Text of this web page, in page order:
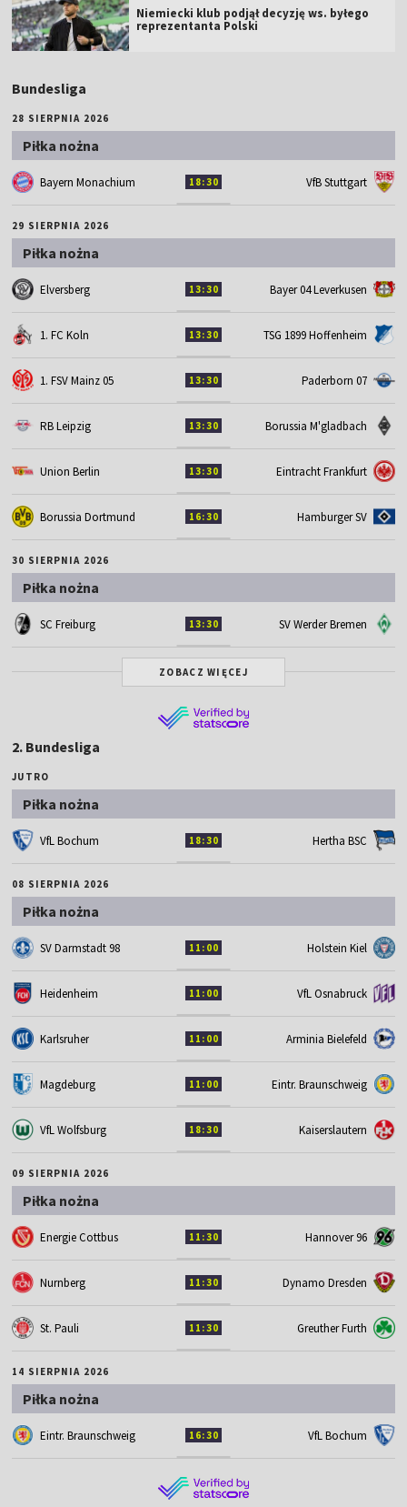
Niemiecki klub podjął decyzję ws. byłego
reprezentanta Polski
Bundesliga
28 SIERPNIA 2026
Piłka nożna
Bayern Monachium 18:30 VfB Stuttgart
29 SIERPNIA 2026
Piłka nożna
Elversberg 13:30 Bayer 04 Leverkusen
1. FC Koln 13:30 TSG 1899 Hoffenheim
1. FSV Mainz 05 13:30 Paderborn 07
RB Leipzig 13:30 Borussia M'gladbach
Union Berlin 13:30 Eintracht Frankfurt
Borussia Dortmund 16:30 Hamburger SV
30 SIERPNIA 2026
Piłka nożna
SC Freiburg 13:30 SV Werder Bremen
ZOBACZ WIĘCEJ
2. Bundesliga
JUTRO
Piłka nożna
VfL Bochum 18:30 Hertha BSC
08 SIERPNIA 2026
Piłka nożna
SV Darmstadt 98 11:00 Holstein Kiel
Heidenheim 11:00 VfL Osnabruck
Karlsruher 11:00 Arminia Bielefeld
Magdeburg 11:00 Eintr. Braunschweig
VfL Wolfsburg 18:30 Kaiserslautern
09 SIERPNIA 2026
Piłka nożna
Energie Cottbus 11:30 Hannover 96
Nurnberg 11:30 Dynamo Dresden
St. Pauli 11:30 Greuther Furth
14 SIERPNIA 2026
Piłka nożna
Eintr. Braunschweig 16:30 VfL Bochum